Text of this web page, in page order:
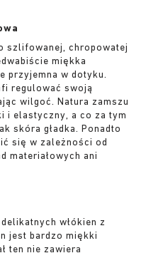
szlifowanej, chropowatej
miękka
przyjemna w dotyku.
regulować swoją
wilgoć. Natura zamszu
i elastyczny, a co za tym
skóra gładka. Ponadto
się w zależności od
materiałowych ani
włókien z
jest bardzo miękki
ten nie zawiera